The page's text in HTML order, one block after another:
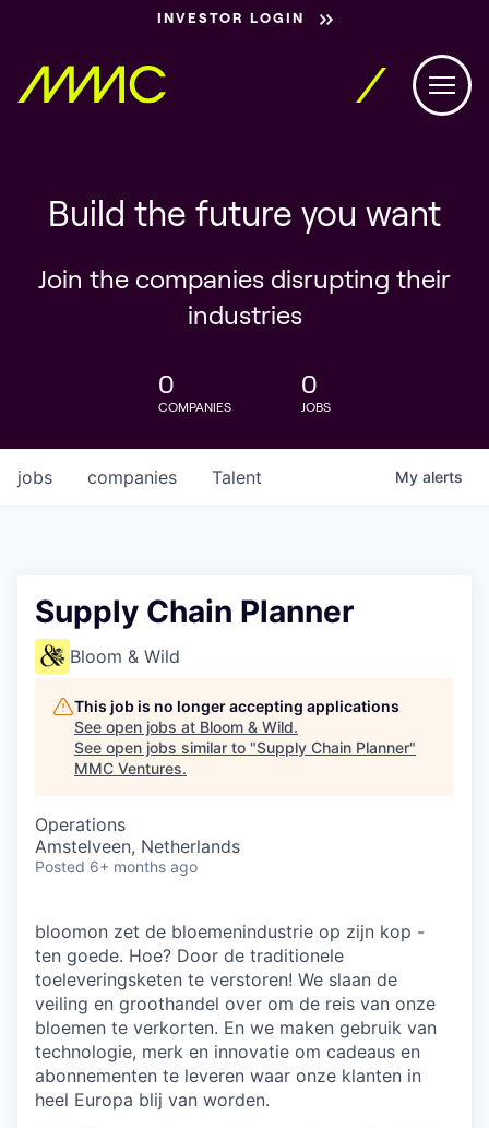
INVESTOR LOGIN
Build the future you want
Join the companies disrupting their
industries
0
COMPANIES
0
JOBS
jobs companies Talent My alerts
Supply Chain Planner
Bloom & Wild
This job is no longer accepting applications
See open jobs at Bloom & Wild.
See open jobs similar to "Supply Chain Planner"
MMC Ventures.
Operations
Amstelveen, Netherlands
Posted 6+ months ago
bloomon zet de bloemenindustrie op zijn kop -
ten goede. Hoe? Door de traditionele
toeleveringsketen te verstoren! We slaan de
veiling en groothandel over om de reis van onze
bloemen te verkorten. En we maken gebruik van
technologie, merk en innovatie om cadeaus en
abonnementen te leveren waar onze klanten in
heel Europa blij van worden.